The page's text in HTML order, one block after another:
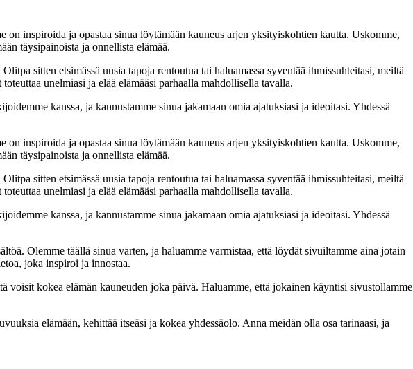
inspiroida ja opastaa sinua löytämään kauneus arjen yksityiskohtien kautta. Uskomme,
täysipainoista ja onnellista elämää.
sitten etsimässä uusia tapoja rentoutua tai haluamassa syventää ihmissuhteitasi, meiltä
unelmiasi ja elää elämääsi parhaalla mahdollisella tavalla.
kanssa, ja kannustamme sinua jakamaan omia ajatuksiasi ja ideoitasi. Yhdessä
inspiroida ja opastaa sinua löytämään kauneus arjen yksityiskohtien kautta. Uskomme,
täysipainoista ja onnellista elämää.
sitten etsimässä uusia tapoja rentoutua tai haluamassa syventää ihmissuhteitasi, meiltä
unelmiasi ja elää elämääsi parhaalla mahdollisella tavalla.
kanssa, ja kannustamme sinua jakamaan omia ajatuksiasi ja ideoitasi. Yhdessä
Olemme täällä sinua varten, ja haluamme varmistaa, että löydät sivuiltamme aina jotain
joka inspiroi ja innostaa.
kokea elämän kauneuden joka päivä. Haluamme, että jokainen käyntisi sivustollamme
elämään, kehittää itseäsi ja kokea yhdessäolo. Anna meidän olla osa tarinaasi, ja